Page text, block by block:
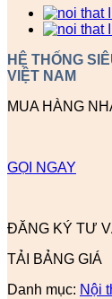
HỆ THỐNG
VIỆT NAM
MUA HÀNG
GỌI NGAY
ĐĂNG KÝ TƯ
TẢI BẢNG GIÁ
Danh mục: Nội